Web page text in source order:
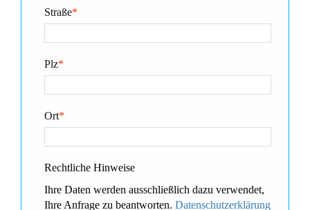
*
Straße
*
Plz
*
Ort
Rechtliche Hinweise
Ihre Daten werden ausschließlich dazu verwendet,
Ihre Anfrage zu beantworten. Datenschutzerklärung